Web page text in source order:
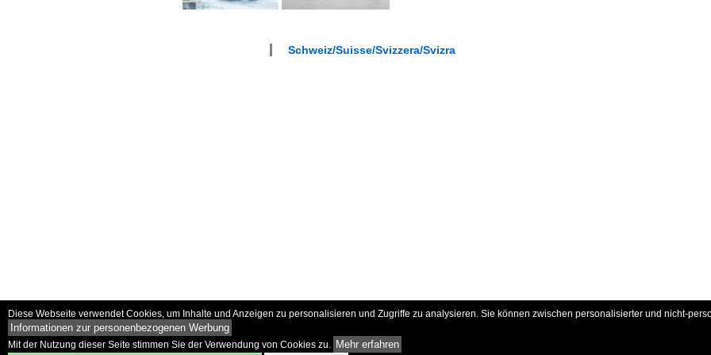
Schweiz/Suisse/Svizzera/Svizra
Diese Webseite verwendet Cookies, um Inhalte und Anzeigen zu personalisieren und Zugriffe zu analysieren. Sie können zwischen personalisierter und nicht-
Informationen zur personenbezogenen Werbung
Mit der Nutzung dieser Seite stimmen Sie der Verwendung von Cookies zu. Mehr erfahren